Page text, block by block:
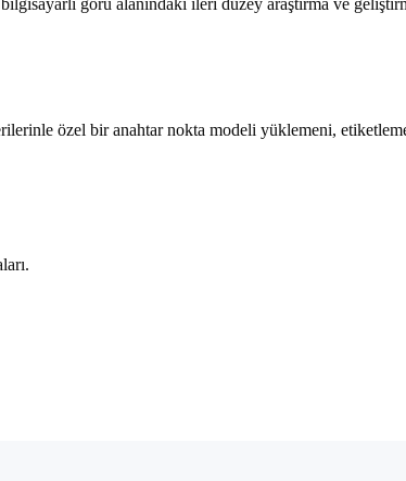
görü alanındaki ileri düzey araştırma ve
özel bir anahtar nokta modeli yüklemeni,